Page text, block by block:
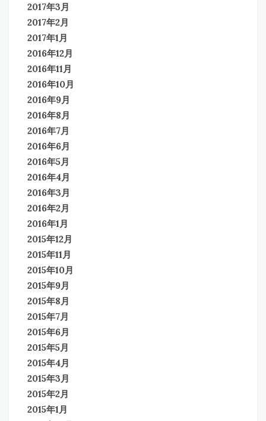
2017年3月
2017年2月
2017年1月
2016年12月
2016年11月
2016年10月
2016年9月
2016年8月
2016年7月
2016年6月
2016年5月
2016年4月
2016年3月
2016年2月
2016年1月
2015年12月
2015年11月
2015年10月
2015年9月
2015年8月
2015年7月
2015年6月
2015年5月
2015年4月
2015年3月
2015年2月
2015年1月